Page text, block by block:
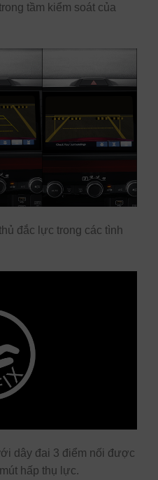
tầm kiểm soát của
đắc lực trong các tình
dây đai 3 điểm nối được
hấp thụ lực.